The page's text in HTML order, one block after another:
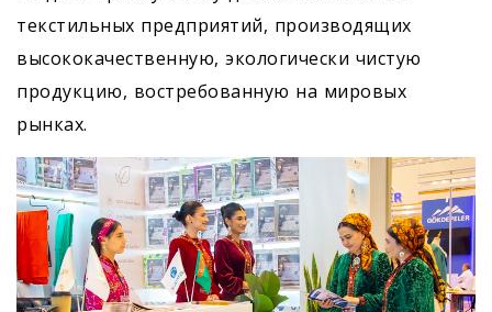
текстильных предприятий, производящих
высококачественную, экологически чистую
продукцию, востребованную на мировых
рынках.